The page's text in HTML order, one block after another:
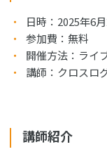
日時：2025年6
参加費：無料
開催方法：ライ
講師：クロスロ
講師紹介